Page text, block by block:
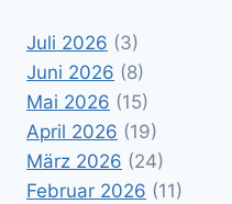
Juli 2026 (3)
Juni 2026 (8)
Mai 2026 (15)
April 2026 (19)
März 2026 (24)
Februar 2026 (11)